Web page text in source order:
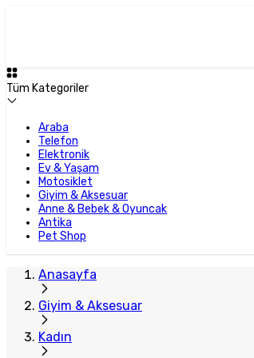
Tüm Kategoriler
Araba
Telefon
Elektronik
Ev & Yaşam
Motosiklet
Giyim & Aksesuar
Anne & Bebek & Oyuncak
Antika
Pet Shop
Anasayfa
Giyim & Aksesuar
Kadın